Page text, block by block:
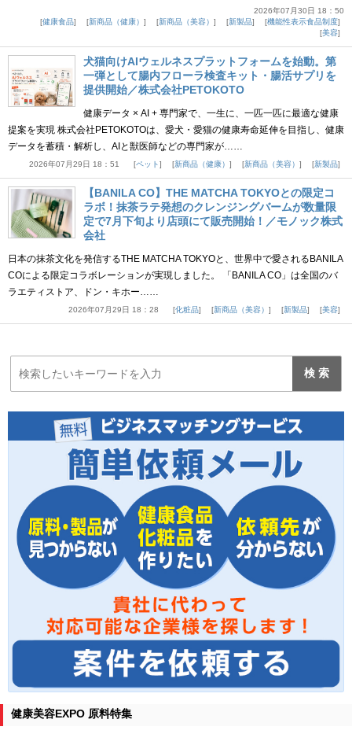
2026年07月30日 18：50
健康食品
新商品（健康） 新商品（美容） 新製品
機能性表示食品制度
美容
犬猫向けAIウェルネスプラットフォームを始動。第
一弾として腸内フローラ検査キット・腸活サプリを
提供開始／株式会社PETOKOTO
健康データ × AI + 専門家で、一生に、一匹一匹に最適な健康
提案を実現 株式会社PETOKOTOは、愛犬・愛猫の健康寿命延伸を目指し、健康
データを蓄積・解析し、AIと獣医師などの専門家が……
2026年07月29日 18：51 ペット 新商品（健康） 新商品（美容） 新製品
【BANILA CO】THE MATCHA TOKYOとの限定コ
ラボ！抹茶ラテ発想のクレンジングバームが数量限
定で7月下旬より店頭にて販売開始！／モノック株式
会社
日本の抹茶文化を発信するTHE MATCHA TOKYOと、世界中で愛されるBANILA
COによる限定コラボレーションが実現しました。 「BANILA CO」は全国のバ
ラエティストア、ドン・キホー……
2026年07月29日 18：28 化粧品 新商品（美容） 新製品 美容
健康美容EXPO 原料特集